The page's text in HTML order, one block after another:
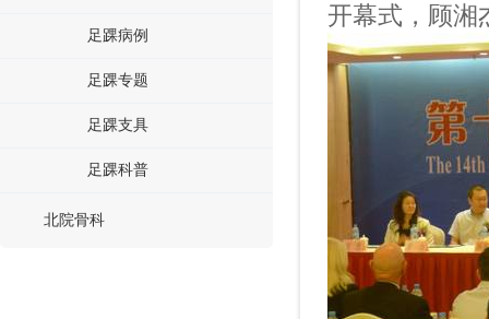
足踝病例
足踝专题
足踝支具
足踝科普
北院骨科
开幕式，顾湘